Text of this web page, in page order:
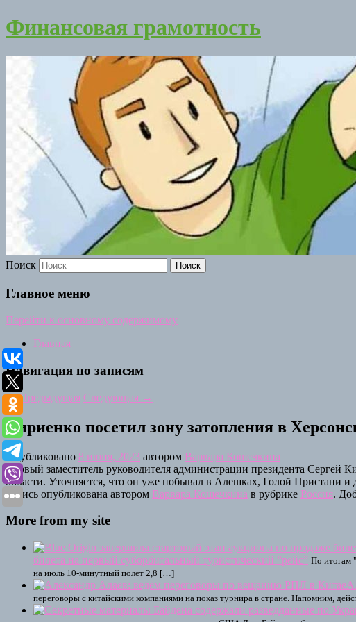
Финансовая грамотность
Поиск
Главное меню
Перейти к основному содержимому
Главная
Навигация по записям
←Предыдущая Следующая →
Кириенко посетил зону затопления в
Опубликовано 8 июня, 2023 автором Варвара Кошечкина
Первый заместитель руководителя администрации президента
области. Уточняется, что он уже побывал в Алешках, Голой Пристани и
Запись опубликована автором Варвара Кошечкина в рубрике Россия.
More from my site
билета на первый суборбитальный туристический “рейс” По итогам
на июль 10-минутный полет 2,8 […]
переговоры с китайскими компаниями на показ турнира в стране. Напомним,